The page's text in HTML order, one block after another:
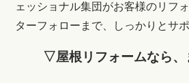
ェッショナル集団がお客様のリフ
ターフォローまで、しっかりとサ
▽屋根リフォームなら、